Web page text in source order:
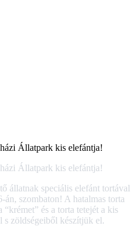
Állatpark kis elefántja!
Állatpark kis elefántja!
állatnak speciális elefánt tortával
szombaton! A hatalmas torta
és a torta tetejét a kis
s zöldségeiből készítjük el.